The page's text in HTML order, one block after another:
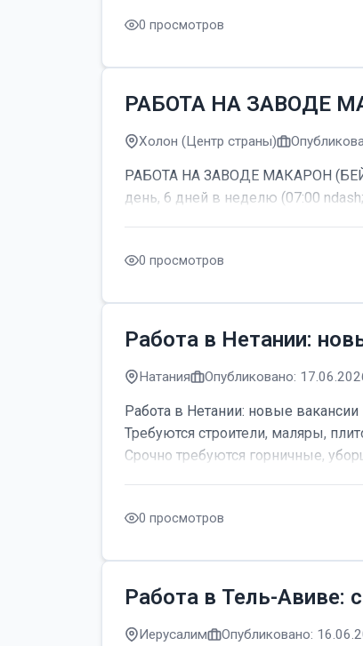
0 просмотров
РАБОТА НА ЗАВОДЕ
Холон (Центр страны)
РАБОТА НА ЗАВОДЕ МАКАРОН
день, 6 дней в неделю (07:00
0 просмотров
Работа в Нетании:
Натания Опубликовано:
Работа в Нетании: новые
Требуются строители, маляры,
Срочно требуются горничные,
0 просмотров
Работа в Тель-Авиве:
Иерусалим Опубликовано: